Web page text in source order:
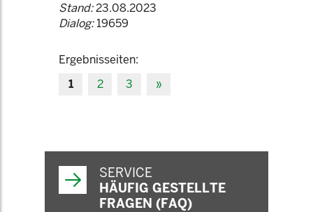
Stand:23.08.2023
Dialog:19659
Ergebnisseiten:
1
2 3 »
SERVICE
HÄUFIG GESTELLTE
FRAGEN (FAQ)